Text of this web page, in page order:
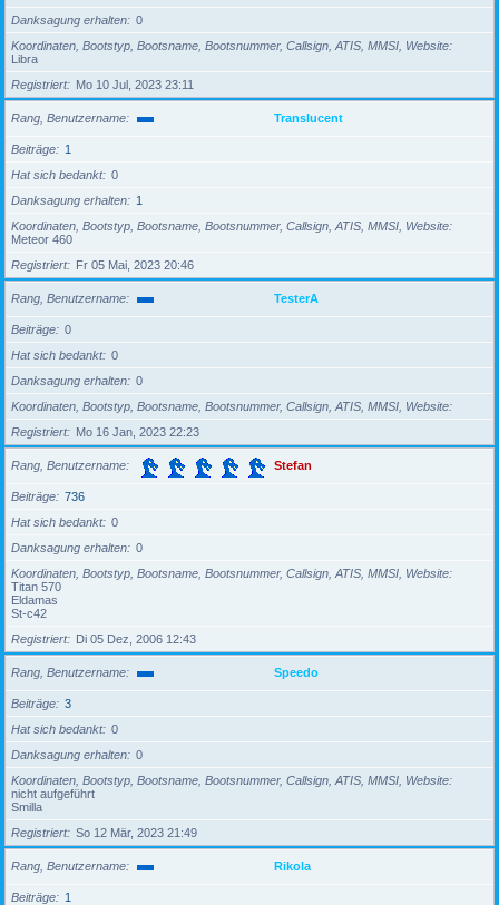
Danksagung erhalten
0
Koordinaten, Bootstyp, Bootsname, Bootsnummer, Callsign, ATIS, MMSI, Website
Libra
Registriert
Mo 10 Jul, 2023 23:11
Rang, Benutzername Translucent
Beiträge
1
Hat sich bedankt
0
Danksagung erhalten
1
Koordinaten, Bootstyp, Bootsname, Bootsnummer, Callsign, ATIS, MMSI, Website
Meteor 460
Registriert
Fr 05 Mai, 2023 20:46
Rang, Benutzername TesterA
Beiträge
0
Hat sich bedankt
0
Danksagung erhalten
0
Koordinaten, Bootstyp, Bootsname, Bootsnummer, Callsign, ATIS, MMSI, Website
Registriert
Mo 16 Jan, 2023 22:23
Rang, Benutzername Stefan
Beiträge
736
Hat sich bedankt
0
Danksagung erhalten
0
Koordinaten, Bootstyp, Bootsname, Bootsnummer, Callsign, ATIS, MMSI, Website
Titan 570
Eldamas
St-c42
Registriert
Di 05 Dez, 2006 12:43
Rang, Benutzername Speedo
Beiträge
3
Hat sich bedankt
0
Danksagung erhalten
0
Koordinaten, Bootstyp, Bootsname, Bootsnummer, Callsign, ATIS, MMSI, Website
nicht aufgeführt
Smilla
Registriert
So 12 Mär, 2023 21:49
Rang, Benutzername Rikola
Beiträge
1